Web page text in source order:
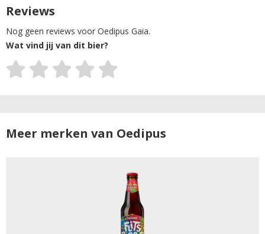
Reviews
Nog geen reviews voor Oedipus Gaia.
Wat vind jij van dit bier?
Meer merken van Oedipus